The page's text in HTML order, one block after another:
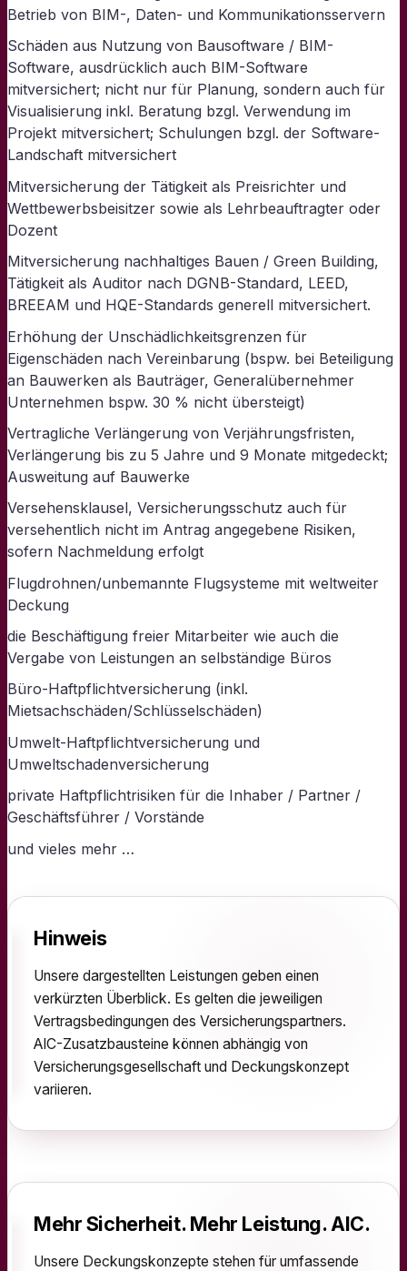
Betrieb von BIM-, Daten- und Kommunikationsservern
Schäden aus Nutzung von Bausoftware / BIM-
Software, ausdrücklich auch BIM-Software
mitversichert; nicht nur für Planung, sondern auch für
Visualisierung inkl. Beratung bzgl. Verwendung im
Projekt mitversichert; Schulungen bzgl. der Software-
Landschaft mitversichert
Mitversicherung der Tätigkeit als Preisrichter und
Wettbewerbsbeisitzer sowie als Lehrbeauftragter oder
Dozent
Mitversicherung nachhaltiges Bauen / Green Building,
Tätigkeit als Auditor nach DGNB-Standard, LEED,
BREEAM und HQE-Standards generell mitversichert.
Erhöhung der Unschädlichkeitsgrenzen für
Eigenschäden nach Vereinbarung (bspw. bei Beteiligung
an Bauwerken als Bauträger, Generalübernehmer
Unternehmen bspw. 30 % nicht übersteigt)
Vertragliche Verlängerung von Verjährungsfristen,
Verlängerung bis zu 5 Jahre und 9 Monate mitgedeckt;
Ausweitung auf Bauwerke
Versehensklausel, Versicherungsschutz auch für
versehentlich nicht im Antrag angegebene Risiken,
sofern Nachmeldung erfolgt
Flugdrohnen/unbemannte Flugsysteme mit weltweiter
Deckung
die Beschäftigung freier Mitarbeiter wie auch die
Vergabe von Leistungen an selbständige Büros
Büro-Haftpflichtversicherung (inkl.
Mietsachschäden/Schlüsselschäden)
Umwelt-Haftpflichtversicherung und
Umweltschadenversicherung
private Haftpflichtrisiken für die Inhaber / Partner /
Geschäftsführer / Vorstände
und vieles mehr …
Hinweis
Unsere dargestellten Leistungen geben einen
verkürzten Überblick. Es gelten die jeweiligen
Vertragsbedingungen des Versicherungspartners.
AIC-Zusatzbausteine können abhängig von
Versicherungsgesellschaft und Deckungskonzept
variieren.
Mehr Sicherheit. Mehr Leistung. AIC.
Unsere Deckungskonzepte stehen für umfassende